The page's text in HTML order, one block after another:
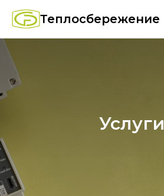
Теплосбережение
Услуги